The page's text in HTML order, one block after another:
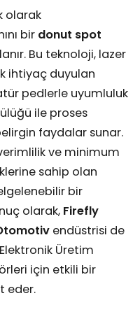
olarak
bir donut spot
Bu teknoloji, lazer
ihtiyaç duyulan
pedlerle uyumluluk
ile proses
faydalar sunar.
ve minimum
sahip olan
bir
olarak, Firefly
endüstrisi de
Üretim
için etkili bir
eder.